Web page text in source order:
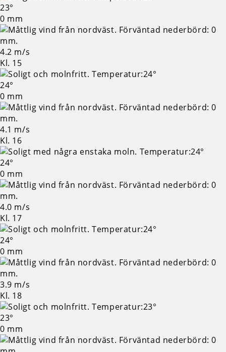
23°
0 mm
4.2 m/s
Kl. 15
24°
0 mm
4.1 m/s
Kl. 16
24°
0 mm
4.0 m/s
Kl. 17
24°
0 mm
3.9 m/s
Kl. 18
23°
0 mm